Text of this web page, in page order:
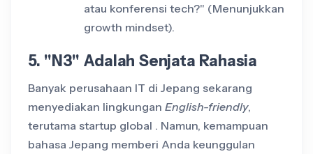
atau konferensi tech?" (Menunjukkan
growth mindset).
5. "N3" Adalah Senjata Rahasia
Banyak perusahaan IT di Jepang sekarang
menyediakan lingkungan English-friendly,
terutama startup global . Namun, kemampuan
bahasa Jepang memberi Anda keunggulan